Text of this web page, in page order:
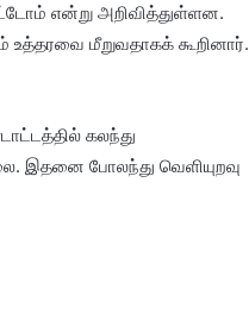
என்று அறிவித்துள்ளன.
உத்தரவை மீறுவதாகக் கூறினார்.
கலந்து
இதனை போலந்து வெளியுறவு